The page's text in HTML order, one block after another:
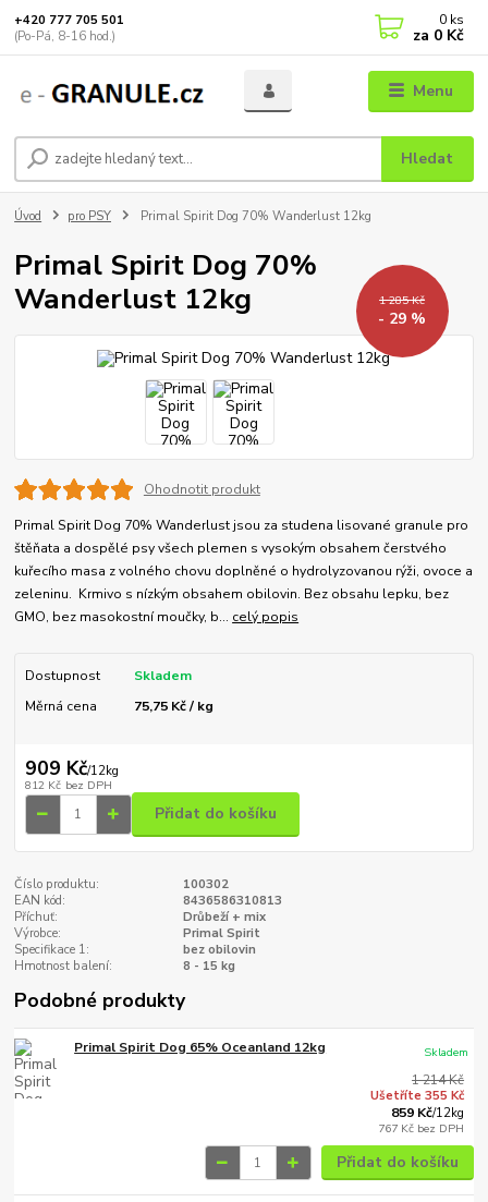
Menu
Hledat
+420 777 705 501
(Po-Pá, 8-16 hod.)
0 ks
za 0 Kč
Úvod pro PSY Primal Spirit Dog 70% Wanderlust 12kg
Primal Spirit Dog 70%
Wanderlust 12kg
1 285 Kč
- 29 %
Ohodnotit produkt
Primal Spirit Dog 70% Wanderlust jsou za studena lisované granule pro
štěňata a dospělé psy všech plemen s vysokým obsahem čerstvého
kuřecího masa z volného chovu doplněné o hydrolyzovanou rýži, ovoce a
zeleninu. Krmivo s nízkým obsahem obilovin. Bez obsahu lepku, bez
GMO, bez masokostní moučky, b... celý popis
Dostupnost
Skladem
Měrná cena
75,75 Kč / kg
909 Kč/12kg
812 Kč bez DPH
Přidat do košíku
Číslo produktu:
100302
EAN kód:
8436586310813
Příchuť:
Drůbeží + mix
Výrobce:
Primal Spirit
Specifikace 1:
bez obilovin
Hmotnost balení:
8 - 15 kg
Podobné produkty
Primal Spirit Dog 65% Oceanland 12kg
1 214 Kč
Ušetříte 355 Kč
859 Kč/12kg
767 Kč bez DPH
Skladem
Přidat do košíku